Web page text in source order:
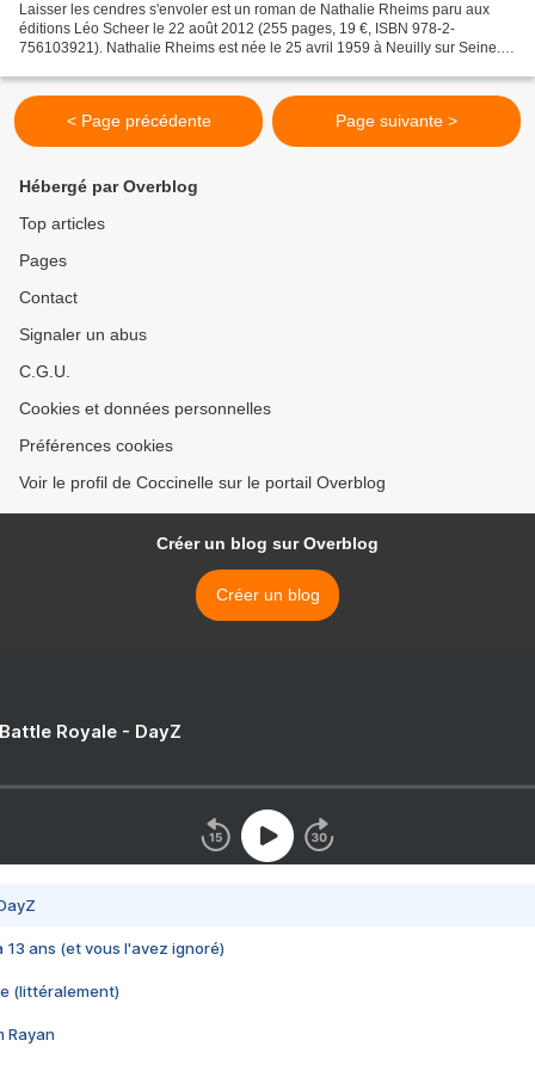
Laisser les cendres s'envoler est un roman de Nathalie Rheims paru aux
éditions Léo Scheer le 22 août 2012 (255 pages, 19 €, ISBN 978-2-
756103921). Nathalie Rheims est née le 25 avril 1959 à Neuilly sur Seine.
< Page précédente Page suivante >
Hébergé par Overblog
Top articles
Pages
Contact
Signaler un abus
C.G.U.
Cookies et données personnelles
Préférences cookies
Voir le profil de Coccinelle sur le portail Overblog
Créer un blog sur Overblog
Créer un blog
Royale - DayZ
13 ans (et vous l'avez ignoré)
(littéralement)
Rayan